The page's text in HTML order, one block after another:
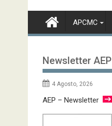
APCMC
Newsletter AEP
4 Agosto, 2026
AEP – Newsletter